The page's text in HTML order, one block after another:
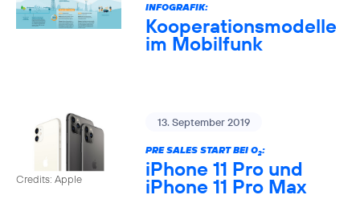
INFOGRAFIK:
Kooperationsmodelle
im Mobilfunk
Credits: Apple
13. September 2019
PRE SALES START BEI O2:
iPhone 11 Pro und
iPhone 11 Pro Max